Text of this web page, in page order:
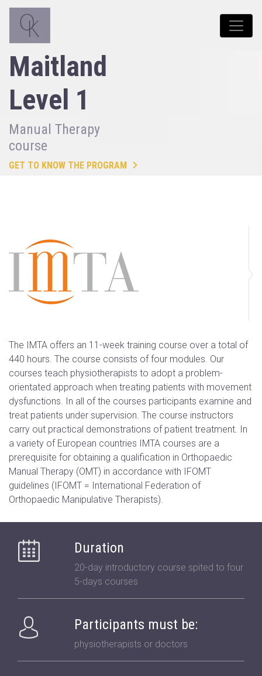
Maitland
Level 1
Manual Therapy
course
GET TO KNOW THE PROGRAM
The IMTA offers an 11-week training course over a total of
440 hours. The course consists of four modules. Our
courses teach physiotherapists to adopt a problem-
orientated approach when treating patients with movement
dysfunctions. In all of the courses participants examine and
treat patients under supervision. The course instructors
carry out practical demonstrations of patient treatment. In
a variety of European countries IMTA courses are a
prerequisite for obtaining a qualification in Orthopaedic
Manual Therapy (OMT) in accordance with IFOMT
guidelines (IFOMT = International Federation of
Orthopaedic Manipulative Therapists).
Duration
20-day introductory course spited to four
5-days courses
Participants must be:
physiotherapists or doctors